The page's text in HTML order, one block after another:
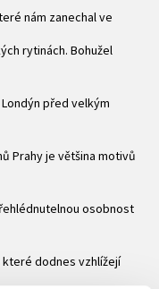
nám zanechal ve
rytinách. Bohužel
před velkým
Prahy je většina motivů
osobnost
dodnes vzhlížejí